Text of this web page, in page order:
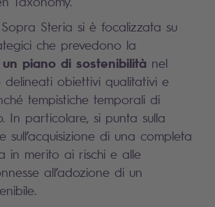
Steria si è focalizzata su
che prevedono la
piano di sostenibilità nel
delineati obiettivi qualitativi e
tempistiche temporali di
In particolare, si punta sulla
sull’acquisizione di una completa
in merito ai rischi e alle
all’adozione di un